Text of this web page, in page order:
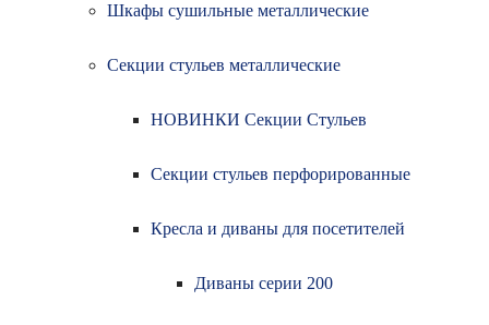
Шкафы сушильные металлические
Секции стульев металлические
НОВИНКИ Секции Стульев
Секции стульев перфорированные
Кресла и диваны для посетителей
Диваны серии 200